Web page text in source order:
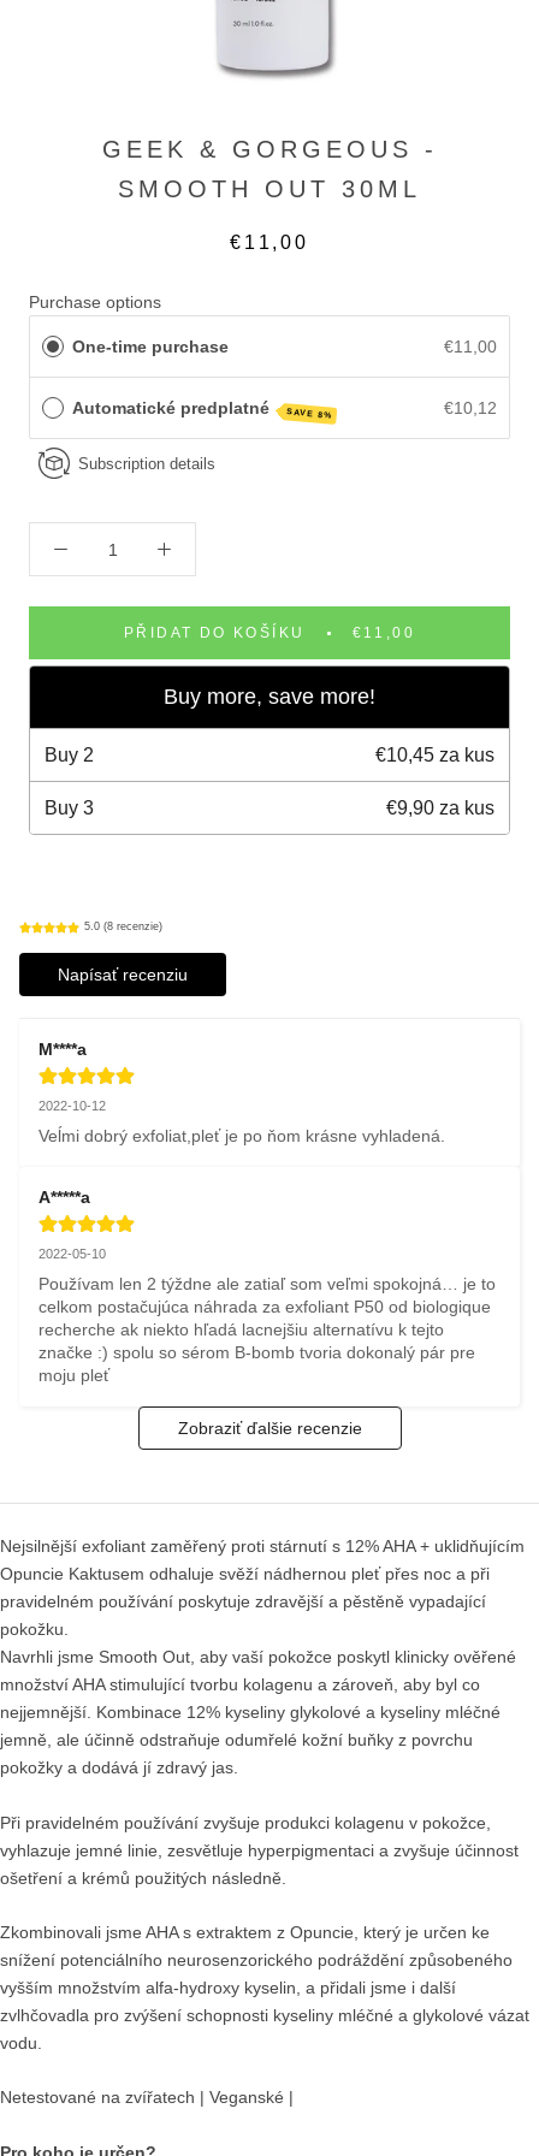
GEEK & GORGEOUS -
SMOOTH OUT 30ML
€11,00
Purchase options
One-time purchase €11,00
Automatické predplatné SAVE 8% €10,12
Subscription details
PŘIDAT DO KOŠÍKU €11,00
Buy more, save more!
Buy 2 €10,45 za kus
Buy 3 €9,90 za kus
5.0 (8 recenzie)
Napísať recenziu
M****a
2022-10-12
Veĺmi dobrý exfoliat,pleť je po ňom krásne vyhladená.
A*****a
2022-05-10
Používam len 2 týždne ale zatiaľ som veľmi spokojná… je to
celkom postačujúca náhrada za exfoliant P50 od biologique
recherche ak niekto hľadá lacnejšiu alternatívu k tejto
značke :) spolu so sérom B-bomb tvoria dokonalý pár pre
moju pleť
Zobraziť ďalšie recenzie
Nejsilnější exfoliant zaměřený proti stárnutí s 12% AHA + uklidňujícím
Opuncie Kaktusem odhaluje svěží nádhernou pleť přes noc a při
pravidelném používání poskytuje zdravější a pěstěně vypadající
pokožku.
Navrhli jsme Smooth Out, aby vaší pokožce poskytl klinicky ověřené
množství AHA stimulující tvorbu kolagenu a zároveň, aby byl co
nejjemnější. Kombinace 12% kyseliny glykolové a kyseliny mléčné
jemně, ale účinně odstraňuje odumřelé kožní buňky z povrchu
pokožky a dodává jí zdravý jas.
Při pravidelném používání zvyšuje produkci kolagenu v pokožce,
vyhlazuje jemné linie, zesvětluje hyperpigmentaci a zvyšuje účinnost
ošetření a krémů použitých následně.
Zkombinovali jsme AHA s extraktem z Opuncie, který je určen ke
snížení potenciálního neurosenzorického podráždění způsobeného
vyšším množstvím alfa-hydroxy kyselin, a přidali jsme i další
zvlhčovadla pro zvýšení schopnosti kyseliny mléčné a glykolové vázat
vodu.
Netestované na zvířatech | Veganské |